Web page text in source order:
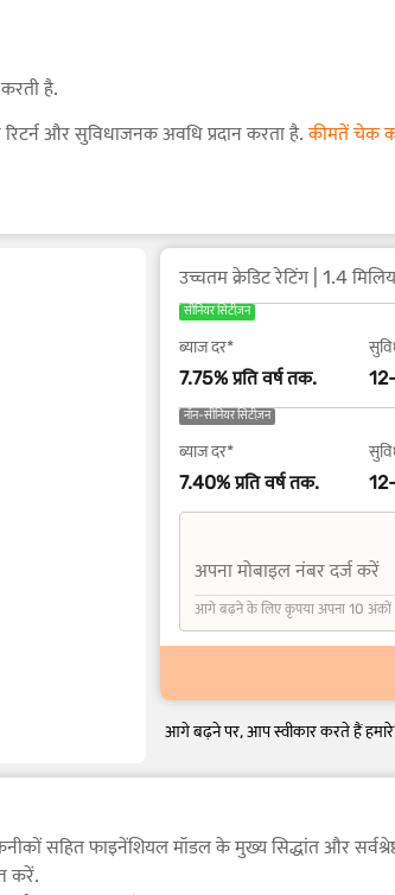
है.
रिटर्न और सुविधाजनक अवधि प्रदान करता है.कीमतें चेक
सीनियर सिटीज़न
ब्याज दर*
7.75% प्रति वर्ष तक.
नॉन-सीनियर सिटीज़न
ब्याज दर*
7.40% प्रति वर्ष तक.
+91
अपना मोबाइल नंबर दर्ज करें
आगे बढ़ने के लिए कृपया अपना 10 अंकों
आगे बढ़ने पर, आप स्वीकार करते हैं हमारे
सहित फाइनेंशियल मॉडल के मुख्य सिद्धांत और
करें.